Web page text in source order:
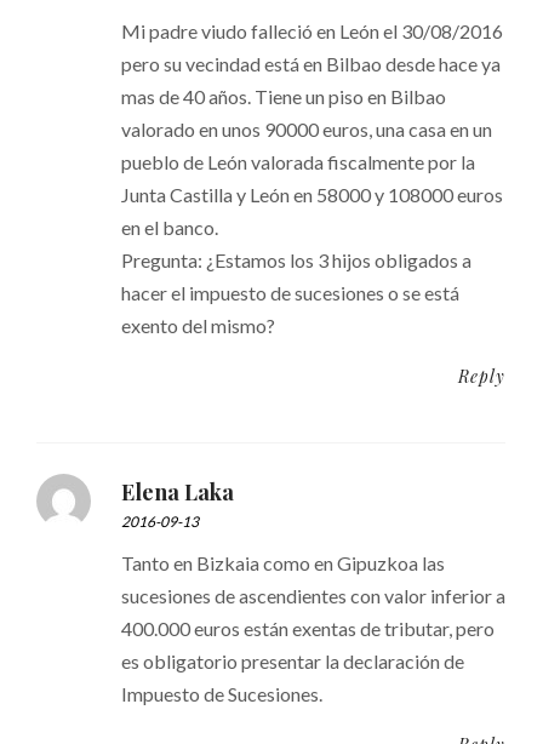
Mi padre viudo falleció en León el 30/08/2016
pero su vecindad está en Bilbao desde hace ya
mas de 40 años. Tiene un piso en Bilbao
valorado en unos 90000 euros, una casa en un
pueblo de León valorada fiscalmente por la
Junta Castilla y León en 58000 y 108000 euros
en el banco.
Pregunta: ¿Estamos los 3 hijos obligados a
hacer el impuesto de sucesiones o se está
exento del mismo?
Reply
Elena Laka
2016-09-13
Tanto en Bizkaia como en Gipuzkoa las
sucesiones de ascendientes con valor inferior a
400.000 euros están exentas de tributar, pero
es obligatorio presentar la declaración de
Impuesto de Sucesiones.